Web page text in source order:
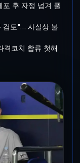
후 자정 넘겨 풀
검토"… 사실상 불
코치 합류 첫해